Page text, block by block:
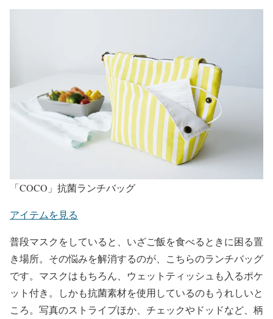
「COCO」抗菌ランチバッグ
アイテムを見る
普段マスクをしていると、いざご飯を食べるときに困る置
き場所。その悩みを解消するのが、こちらのランチバッグ
です。マスクはもちろん、ウェットティッシュも入るポケ
ット付き。しかも抗菌素材を使用しているのもうれしいと
ころ。写真のストライプほか、チェックやドッドなど、柄